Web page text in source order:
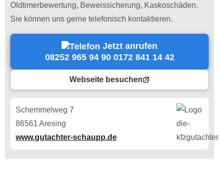
Oldtimerbewertung, Beweissicherung, Kaskoschäden.
Sie können uns gerne telefonisch kontaktieren.
Jetzt anrufen
08252 965 94 90 0172 841 14 42
Webseite besuchen
Schemmelweg 7
86561 Aresing
www.gutachter-schaupp.de